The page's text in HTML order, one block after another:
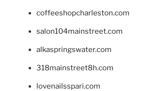
coffeeshopcharleston.com
salon104mainstreet.com
alkaspringswater.com
318mainstreet8h.com
lovenailsspari.com